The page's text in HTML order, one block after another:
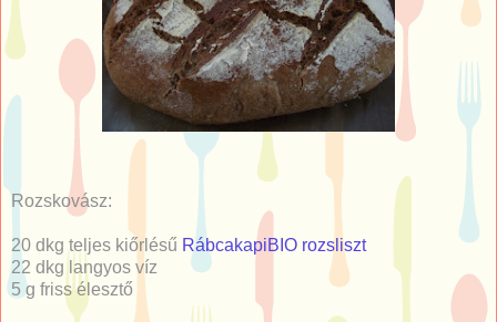
Rozskovász:
20 dkg teljes kiőrlésű RábcakapiBIO rozsliszt
22 dkg langyos víz
5 g friss élesztő